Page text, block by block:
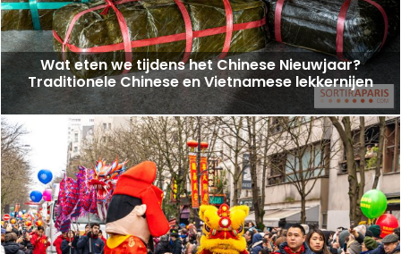
Wat eten we tijdens het Chinese Nieuwjaar?
Traditionele Chinese en Vietnamese lekkernijen